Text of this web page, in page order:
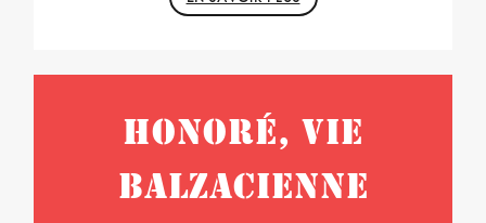
HONORÉ, VIE
BALZACIENNE